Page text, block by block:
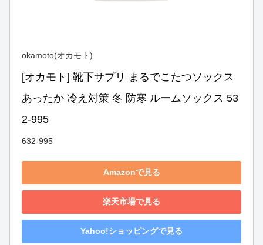
okamoto(オカモト)
[オカモト] 靴下サプリ まるでこたつソックス
あったか 冷え対策 冬 防寒 ルームソックス 53
2-995
632-995
Amazonで見る
楽天市場で見る
Yahoo!ショッピングで見る